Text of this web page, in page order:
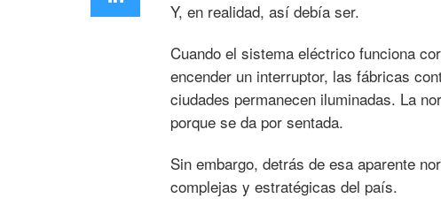
Y, en realidad, así debía ser.
Cuando el sistema eléctrico funciona
encender un interruptor, las fábricas
ciudades permanecen iluminadas. La
porque se da por sentada.
Sin embargo, detrás de esa aparente
complejas y estratégicas del país.